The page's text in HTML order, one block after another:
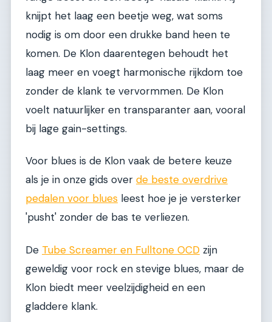
knijpt het laag een beetje weg, wat soms
nodig is om door een drukke band heen te
komen. De Klon daarentegen behoudt het
laag meer en voegt harmonische rijkdom toe
zonder de klank te vervormmen. De Klon
voelt natuurlijker en transparanter aan, vooral
bij lage gain-settings.
Voor blues is de Klon vaak de betere keuze
als je in onze gids over de beste overdrive
pedalen voor blues leest hoe je je versterker
'pusht' zonder de bas te verliezen.
De Tube Screamer en Fulltone OCD zijn
geweldig voor rock en stevige blues, maar de
Klon biedt meer veelzijdigheid en een
gladdere klank.